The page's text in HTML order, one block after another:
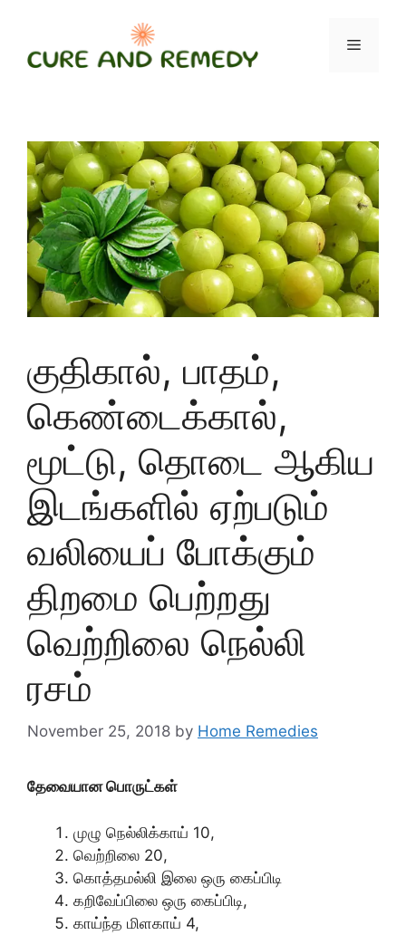
content
Menu
குதிகால், பாதம்,
கெண்டைக்கால்,
மூட்டு, தொடை ஆகிய
இடங்களில் ஏற்படும்
வலியைப் போக்கும்
திறமை பெற்றது
வெற்றிலை நெல்லி
ரசம்
November 25, 2018 by Home Remedies
தேவையான பொருட்கள்
முழு நெல்லிக்காய் 10,
வெற்றிலை 20,
கொத்தமல்லி இலை ஒரு கைப்பிடி
கறிவேப்பிலை ஒரு கைப்பிடி,
காய்ந்த மிளகாய் 4,